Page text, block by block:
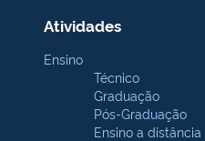
Atividades
Ensino
Técnico
Graduação
Pós-Graduação
Ensino a distância